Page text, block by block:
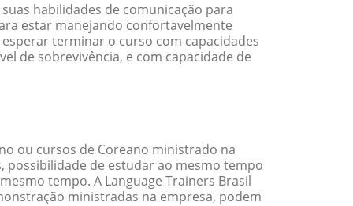
habilidades de comunicação para
estar manejando confortavelmente
terminar o curso com capacidades
de sobrevivência, e com capacidade de
ou cursos de Coreano ministrado na
possibilidade de estudar ao mesmo tempo
tempo. A Language Trainers Brasil
ministradas na empresa, podem